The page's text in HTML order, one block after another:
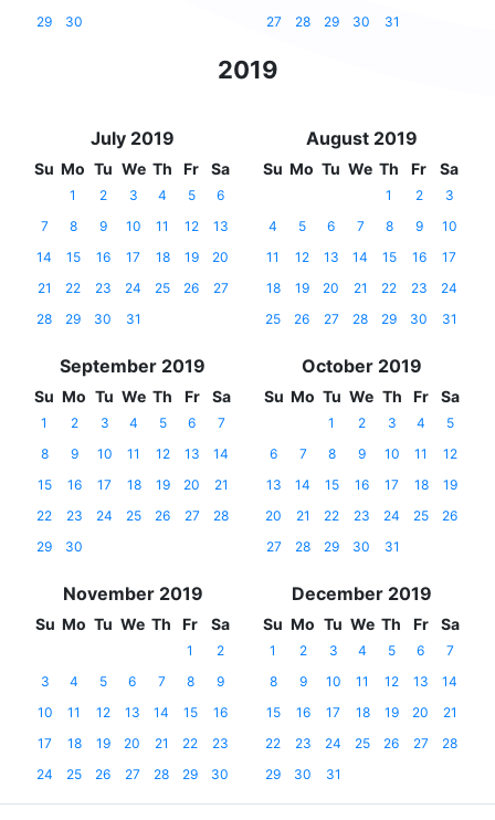
29
30
27
28 29 30 31
2019
July 2019
Su Mo Tu We Th Fr Sa
1 2 3 4 5
6
7
8 9 10 11 12
13
14
15 16 17 18 19
20
21
22 23 24 25 26
27
28
29 30 31
August 2019
Su Mo Tu We Th Fr Sa
1 2
3
4
5 6 7 8 9
10
11
12 13 14 15 16
17
18
19 20 21 22 23
24
25
26 27 28 29 30 31
September 2019
Su Mo Tu We Th Fr Sa
1 2 3 4 5 6
7
8
9 10 11 12 13
14
15
16 17 18 19 20
21
22
23 24 25 26 27
28
29
30
October 2019
Su Mo Tu We Th Fr Sa
1 2 3 4
5
6
7 8 9 10 11
12
13
14 15 16 17 18
19
20
21 22 23 24 25
26
27
28 29 30 31
November 2019
Su Mo Tu We Th Fr Sa
1
2
3
4 5 6 7 8
9
10
11 12 13 14 15
16
17
18 19 20 21 22
23
24
25 26 27 28 29 30
December 2019
Su Mo Tu We Th Fr Sa
1 2 3 4 5 6
7
8
9 10 11 12 13
14
15
16 17 18 19 20
21
22
23 24 25 26 27
28
29
30 31